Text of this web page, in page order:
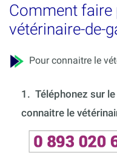
Comment faire
vétérinaire-de-
Pour connaitre le
1. Téléphonez sur
connaitre le